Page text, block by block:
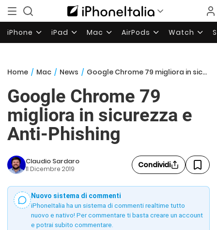
iPhone iPad Mac AirPods Watch
Home / Mac / News / Google Chrome 79 migliora in sicurezza e Anti-Phishing
Google Chrome 79
migliora in sicurezza e
Anti-Phishing
Claudio Sardaro
11 Dicembre 2019 Condividi
Nuovo sistema di commenti
iPhoneItalia ha un sistema di commenti realtime tutto
nuovo e nativo! Per commentare ti basta creare un account
e potrai subito commentare.